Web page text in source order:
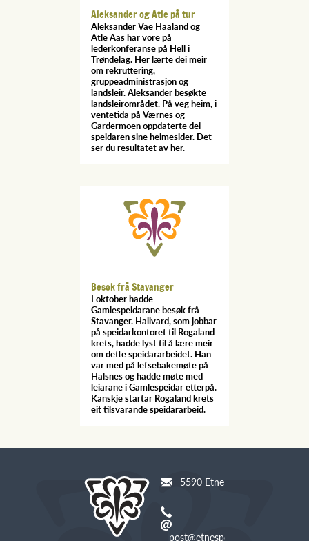
Aleksander og Atle på tur
Aleksander Vae Haaland og
Atle Aas har vore på
lederkonferanse på Hell i
Trøndelag. Her lærte dei meir
om rekruttering,
gruppeadministrasjon og
landsleir. Aleksander besøkte
landsleirområdet. På veg heim, i
ventetida på Værnes og
Gardermoen oppdaterte dei
speidaren sine heimesider. Det
ser du resultatet av her.
Besøk frå Stavanger
I oktober hadde
Gamlespeidarane besøk frå
Stavanger. Hallvard, som jobbar
på speidarkontoret til Rogaland
krets, hadde lyst til å lære meir
om dette speidararbeidet. Han
var med på lefsebakemøte på
Halsnes og hadde møte med
leiarane i Gamlespeidar etterpå.
Kanskje startar Rogaland krets
eit tilsvarande speidararbeid.
5590 Etne
post@etnespeidar.com